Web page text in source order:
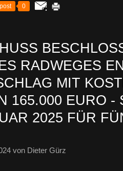
0
RADWEGES
MIT
165.000 EURO -
2025 FÜR
von Dieter Gürz